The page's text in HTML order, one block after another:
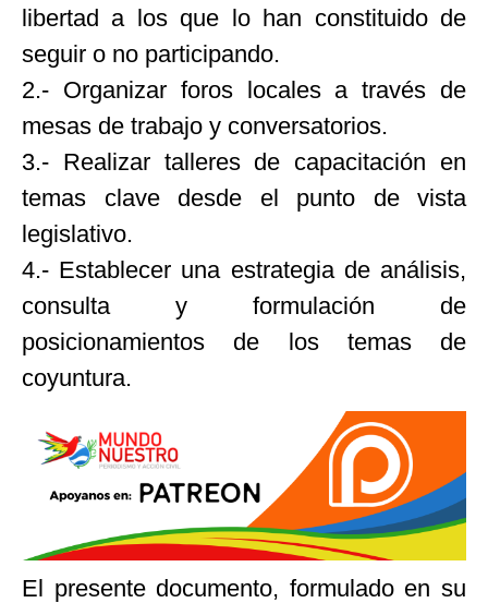
libertad a los que lo han constituido de
seguir o no participando.
2.- Organizar foros locales a través de
mesas de trabajo y conversatorios.
3.- Realizar talleres de capacitación en
temas clave desde el punto de vista
legislativo.
4.- Establecer una estrategia de análisis,
consulta y formulación de
posicionamientos de los temas de
coyuntura.
El presente documento, formulado en su